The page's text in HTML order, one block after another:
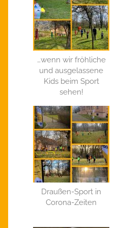
…wenn wir fröhliche
und ausgelassene
Kids beim Sport
sehen!
Draußen-Sport in
Corona-Zeiten